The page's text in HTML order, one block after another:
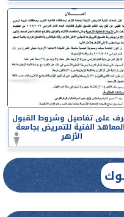
على تفاصيل وشروط القبول
الفنية للتمريض بجامعة
الأزهر